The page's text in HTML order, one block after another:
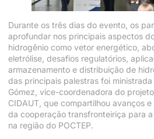
Durante os três dias do evento, os
aprofundar nos principais aspectos
hidrogênio como vetor energético,
eletrólise, desafios regulatórios,
armazenamento e distribuição de
das principais palestras foi
Gómez, vice-coordenadora do
CIDAUT, que compartilhou avanços
da cooperação transfronteiriça para
na região do POCTEP.